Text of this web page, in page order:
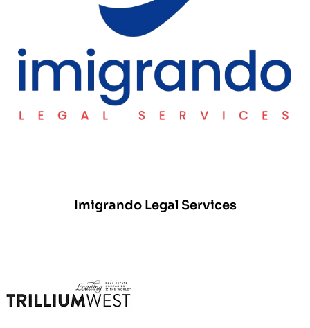
Imigrando Legal Services